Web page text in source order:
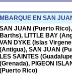
EN SAN
SAN JUAN (Puerto
Barths), LITTLE BAY
VAN DYKE (Islas
(Antigua), SAN JUAN
LES SAINTES
(Grenada), PIGEON
(Puerto Rico)